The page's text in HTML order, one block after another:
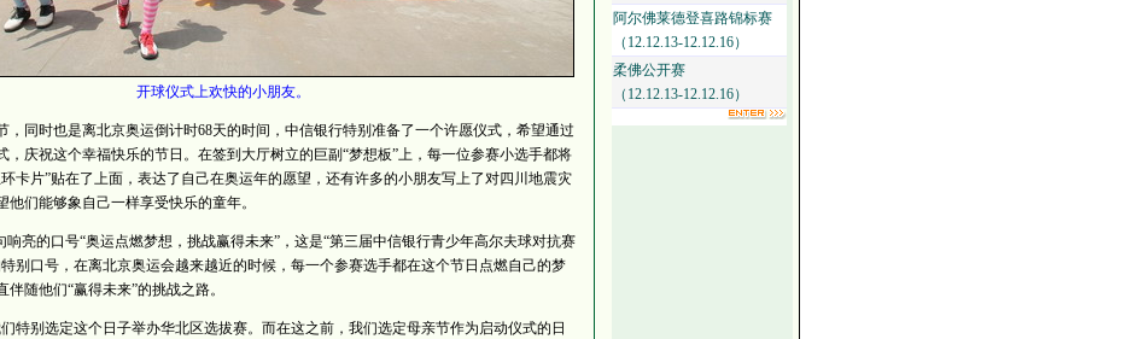
开球仪式上欢快的小朋友。
同时也是离北京奥运倒计时68天的时间，中信银行特别准备了一个许愿仪式，希望通过
，庆祝这个幸福快乐的节日。在签到大厅树立的巨副“梦想板”上，每一位参赛小选手都将
卡片”贴在了上面，表达了自己在奥运年的愿望，还有许多的小朋友写上了对四川地震灾
他们能够象自己一样享受快乐的童年。
亮的口号“奥运点燃梦想，挑战赢得未来”，这是“第三届中信银行青少年高尔夫球对抗赛
别口号，在离北京奥运会越来越近的时候，每一个参赛选手都在这个节日点燃自己的梦
随他们“赢得未来”的挑战之路。
特别选定这个日子举办华北区选拔赛。而在这之前，我们选定母亲节作为启动仪式的日
阿尔佛莱德登喜路锦标赛
（12.12.13-12.12.16）
柔佛公开赛
（12.12.13-12.12.16）